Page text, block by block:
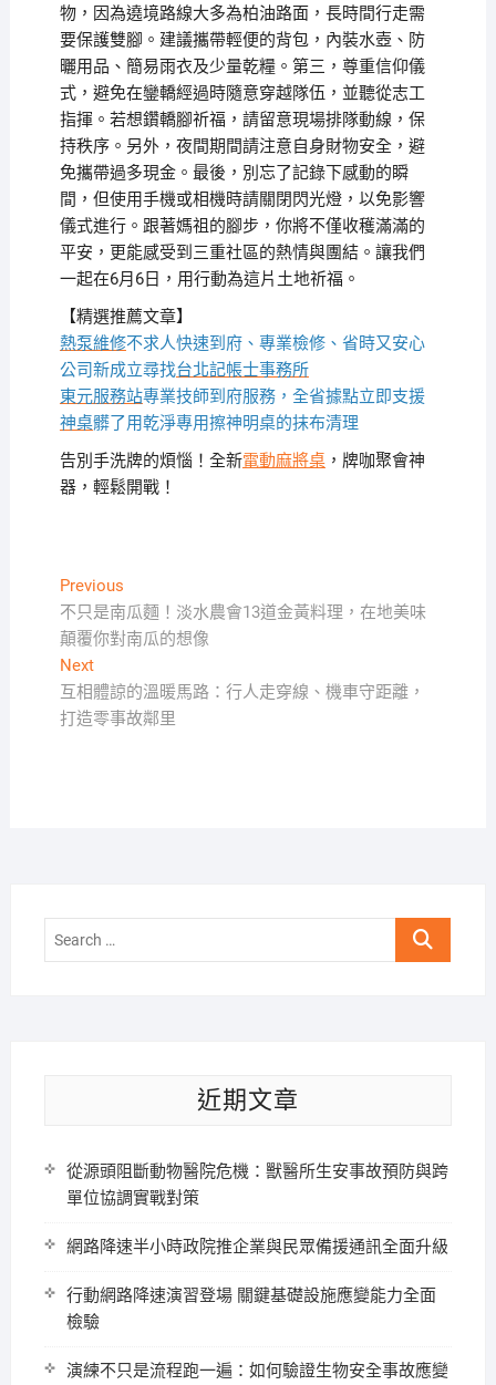
物，因為遶境路線大多為柏油路面，長時間行走需
要保護雙腳。建議攜帶輕便的背包，內裝水壺、防
曬用品、簡易雨衣及少量乾糧。第三，尊重信仰儀
式，避免在鑾轎經過時隨意穿越隊伍，並聽從志工
指揮。若想鑽轎腳祈福，請留意現場排隊動線，保
持秩序。另外，夜間期間請注意自身財物安全，避
免攜帶過多現金。最後，別忘了記錄下感動的瞬
間，但使用手機或相機時請關閉閃光燈，以免影響
儀式進行。跟著媽祖的腳步，你將不僅收穫滿滿的
平安，更能感受到三重社區的熱情與團結。讓我們
一起在6月6日，用行動為這片土地祈福。
【精選推薦文章】
熱泵維修不求人快速到府、專業檢修、省時又安心
公司新成立尋找台北記帳士事務所
東元服務站專業技師到府服務，全省據點立即支援
神桌髒了用乾淨專用擦神明桌的抹布清理
告別手洗牌的煩惱！全新電動麻將桌，牌咖聚會神
器，輕鬆開戰！
文
章
導
覽
PreviousPrevious
post:
不只是南瓜麵！淡水農會13道金黃料理，在地美味
顛覆你對南瓜的想像
NextNext
post:
互相體諒的溫暖馬路：行人走穿線、機車守距離，
打造零事故鄰里
Search
近期文章
從源頭阻斷動物醫院危機：獸醫所生安事故預防與跨
單位協調實戰對策
網路降速半小時政院推企業與民眾備援通訊全面升級
行動網路降速演習登場 關鍵基礎設施應變能力全面
檢驗
演練不只是流程跑一遍：如何驗證生物安全事故應變